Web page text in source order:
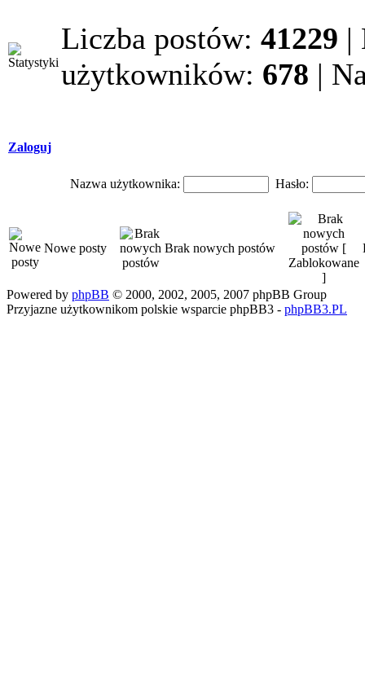
Liczba postów: 41229 |
użytkowników: 678 |
Zaloguj
Nazwa użytkownika: Hasło:
Nowe posty Brak nowych postów
Powered by phpBB © 2000, 2002, 2005, 2007 phpBB Group
Przyjazne użytkownikom polskie wsparcie phpBB3 - phpBB3.PL